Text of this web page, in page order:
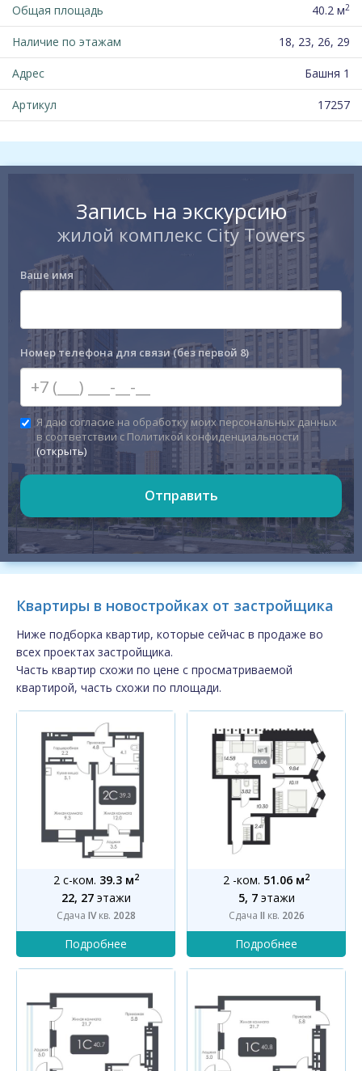
Общая площадь 40.2 м2
Наличие по этажам 18, 23, 26, 29
Адрес Башня 1
Артикул 17257
Запись на экскурсию
жилой комплекс City Towers
Ваше имя
Номер телефона для связи (без первой 8)
Я даю согласие на обработку моих персональных данных
в соответствии с Политикой конфиденциальности
(открыть)
Отправить
Квартиры в новостройках от застройщика
Ниже подборка квартир, которые сейчас в продаже во
всех проектах застройщика.
Часть квартир схожи по цене с просматриваемой
квартирой, часть схожи по площади.
2 с-ком. 39.3 м2
22, 27этажи
Сдача IVкв. 2028
2 -ком. 51.06 м2
5, 7этажи
Сдача II кв. 2026